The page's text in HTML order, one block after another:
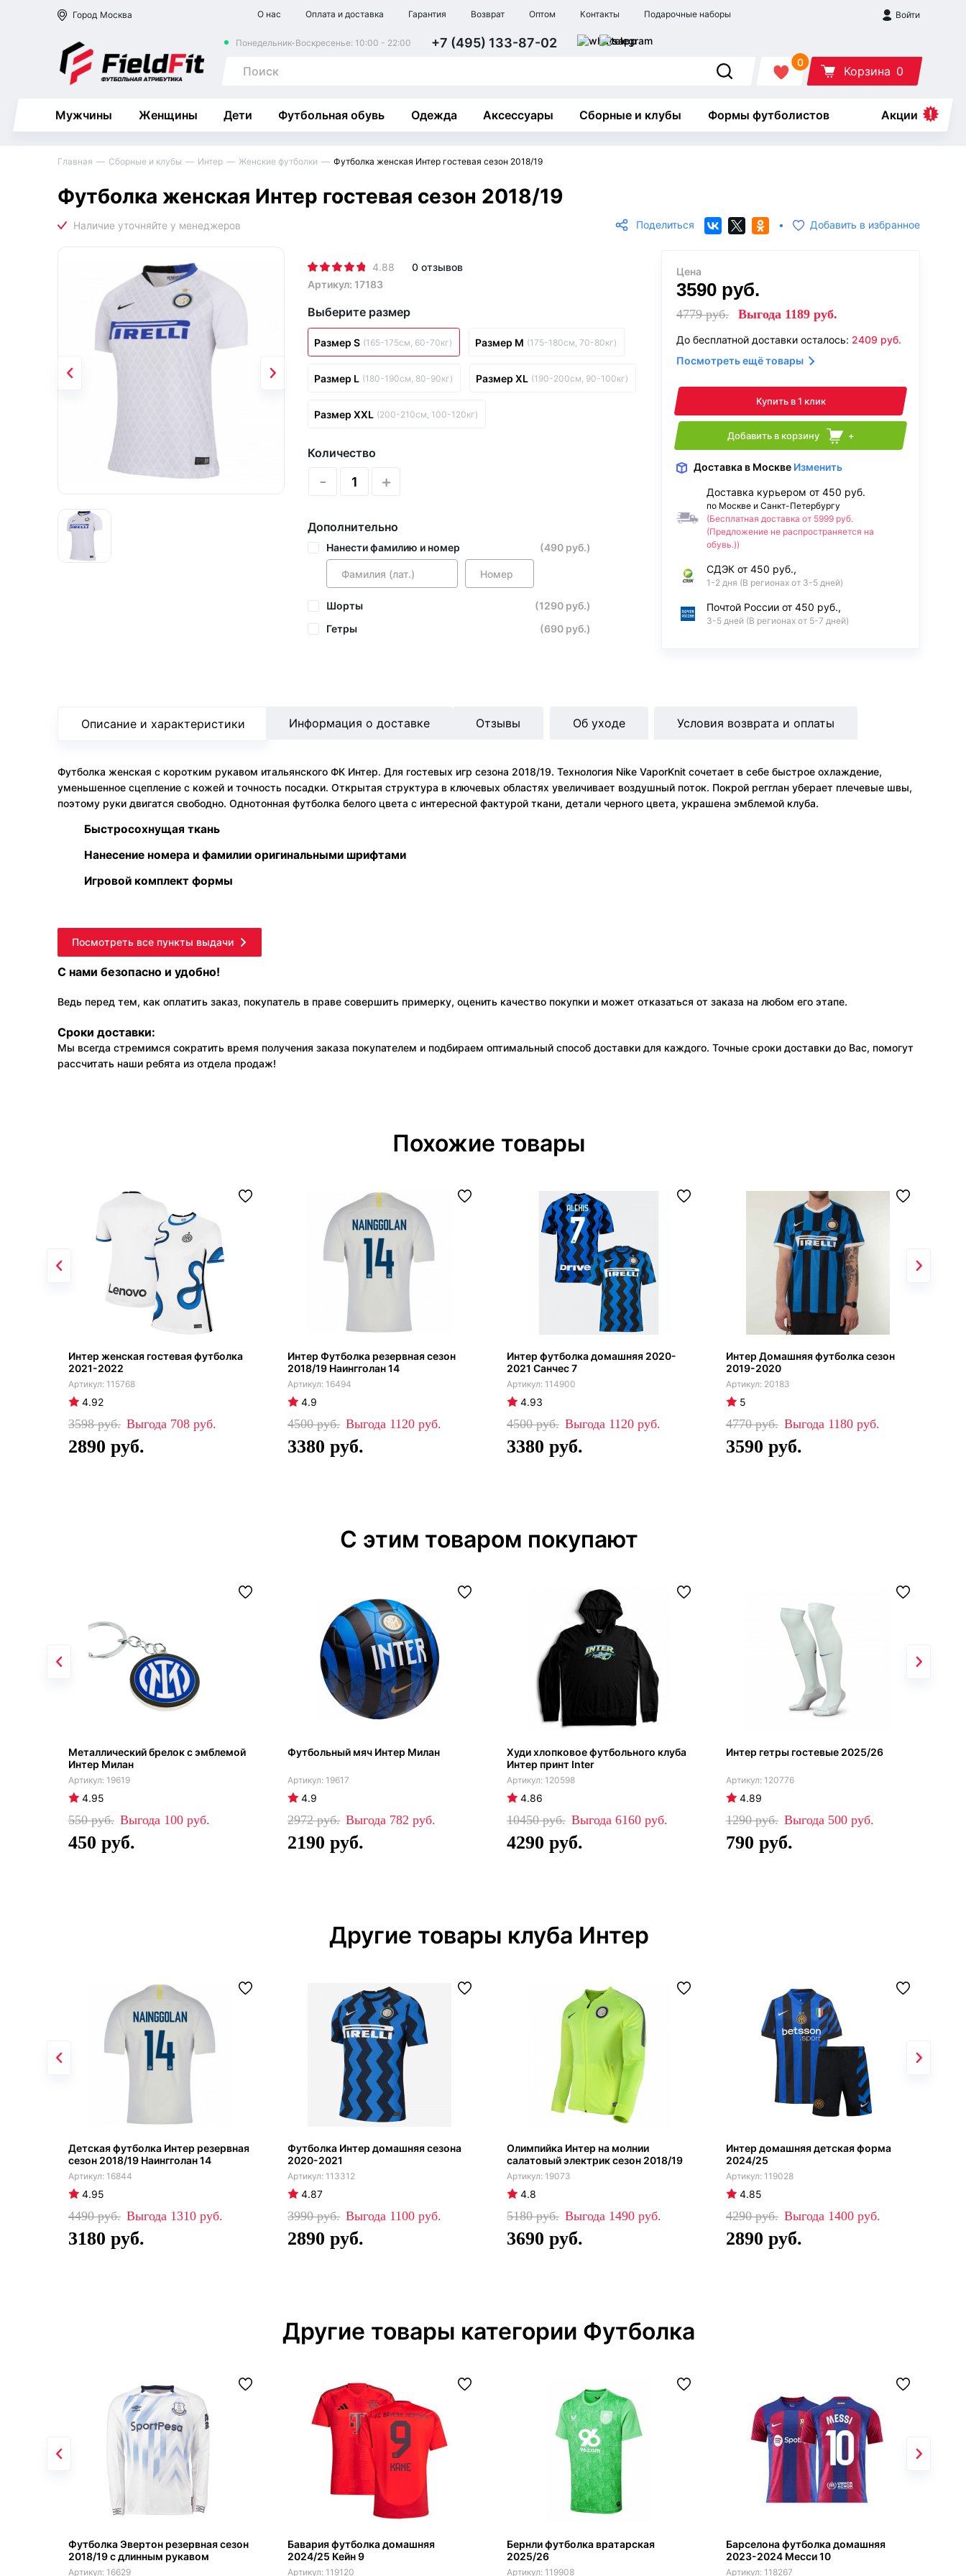
Город Москва О нас Оплата и доставка Гарантия Возврат Оптом Контакты Подарочные наборы Войти
Понедельник-Воскресенье: 10:00 - 22:00 +7 (495) 133-87-02
0
Корзина 0
Мужчины Женщины Дети Футбольная обувь Одежда Аксессуары Сборные и клубы Формы футболистов Акции
Главная Сборные и клубы Интер Женские футболки Футболка женская Интер гостевая сезон 2018/19
Футболка женская Интер гостевая сезон 2018/19
Поделиться • Добавить в избранное
4.88
0 отзывов
Артикул: 17183
Выберите размер
Размер S (165-175см, 60-70кг) Размер M (175-180см, 70-80кг)
Размер L (180-190см, 80-90кг) Размер XL (190-200см, 90-100кг)
Размер XXL (200-210см, 100-120кг)
Количество
- +
Дополнительно
Нанести фамилию и номер (490 руб.)
Шорты
(1290 руб.)
Гетры
(690 руб.)
Цена
3590 руб.
4779руб. Выгода 1189 руб.
До бесплатной доставки осталось: 2409 руб.
Посмотреть ещё товары
Купить в 1 клик
Добавить в корзину +
Доставка в Москве Изменить
Доставка курьером от 450 руб.
по Москве и Санкт-Петербургу
(Бесплатная доставка от 5999 руб.
(Предложение не распространяется на
обувь.))
СДЭК от 450 руб.,
1-2 дня (В регионах от 3-5 дней)
Почтой России от 450 руб.,
3-5 дней (В регионах от 5-7 дней)
Описание и характеристики
Футболка женская с коротким рукавом итальянского ФК Интер. Для гостевых игр сезона 2018/19. Технология Nike VaporKnit сочетает в себе быстрое охлаждение,
уменьшенное сцепление с кожей и точность посадки. Открытая структура в ключевых областях увеличивает воздушный поток. Покрой регглан уберает плечевые швы,
поэтому руки двигатся свободно. Однотонная футболка белого цвета с интересной фактурой ткани, детали черного цвета, украшена эмблемой клуба.
Быстросохнущая ткань
Нанесение номера и фамилии оригинальными шрифтами
Игровой комплект формы
Информация о доставке Отзывы Об уходе Условия возврата и оплаты
Посмотреть все пункты выдачи
С нами безопасно и удобно!
Ведь перед тем, как оплатить заказ, покупатель в праве совершить примерку, оценить качество покупки и может отказаться от заказа на любом его этапе.
Сроки доставки:
Мы всегда стремимся сократить время получения заказа покупателем и подбираем оптимальный способ доставки для каждого. Точные сроки доставки до Вас, помогут
рассчитать наши ребята из отдела продаж!
Похожие товары
Интер женская гостевая футболка
2021-2022
115768
4.92
3598 708
2890
Интер Футболка резервная сезон
2018/19 Наингголан 14
16494
4.9
4500 1120
3380
Интер футболка домашняя 2020-
2021 Санчес 7
114900
4.93
4500 1120
3380
Интер Домашняя футболка сезон
2019-2020
20183
5
4770 1180
3590
С этим товаром покупают
Металлический брелок с эмблемой
Интер Милан
19619
4.95
550 100
450
Футбольный мяч Интер Милан
19617
4.9
2972 782
2190
Худи хлопковое футбольного клуба
Интер принт Inter
120598
4.86
10450 6160
4290
Интер гетры гостевые 2025/26
120776
4.89
1290 500
790
Другие товары клуба Интер
Детская футболка Интер резервная
сезон 2018/19 Наингголан 14
16844
4.95
4490 1310
3180
Футболка Интер домашняя сезона
2020-2021
113312
4.87
3990 1100
2890
Олимпийка Интер на молнии
салатовый электрик сезон 2018/19
19073
4.8
5180 1490
3690
Интер домашняя детская форма
2024/25
119028
4.85
4290 1400
2890
Другие товары категории Футболка
Футболка Эвертон резервная сезон
2018/19 с длинным рукавом
16629
Бавария футболка домашняя
2024/25 Кейн 9
119120
Бернли футболка вратарская
2025/26
119908
Барселона футболка домашняя
2023-2024 Месси 10
118267